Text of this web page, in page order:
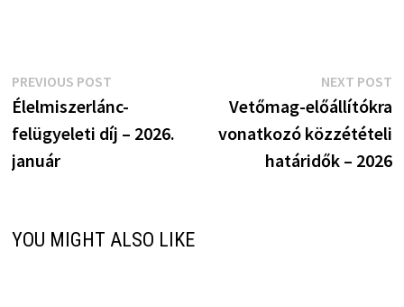
Bejegyzés
navigáció
PREVIOUS POSTPrevious
post:
Élelmiszerlánc-
felügyeleti díj – 2026.
január
NEXT POST
Vetőmag-előállítókra
vonatkozó közzétételi
határidők – 2026
YOU MIGHT ALSO LIKE